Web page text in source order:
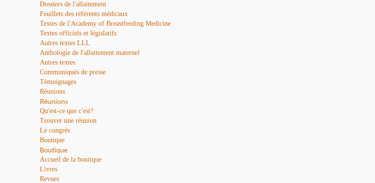
Dossiers de l'allaitement
Feuillets des référents médicaux
Textes de l'Academy of Breastfeeding Medicine
Textes officiels et législatifs
Autres textes LLL
Anthologie de l'allaitement maternel
Autres textes
Communiqués de presse
Témoignages
Réunions
Réunions
Qu'est-ce que c'est?
Trouver une réunion
Le congrès
Boutique
Boutique
Accueil de la boutique
Livres
Revues